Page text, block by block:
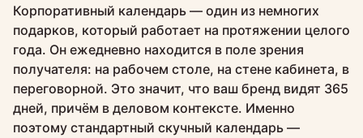
Корпоративный календарь — один из немногих
подарков, который работает на протяжении целого
года. Он ежедневно находится в поле зрения
получателя: на рабочем столе, на стене кабинета, в
переговорной. Это значит, что ваш бренд видят 365
дней, причём в деловом контексте. Именно
поэтому стандартный скучный календарь —